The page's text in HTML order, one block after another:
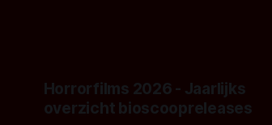
Horrorfilms 2026 - Jaarlijks
overzicht bioscoopreleases